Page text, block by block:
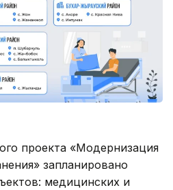
проекта «Модернизация
запланировано
медицинских и